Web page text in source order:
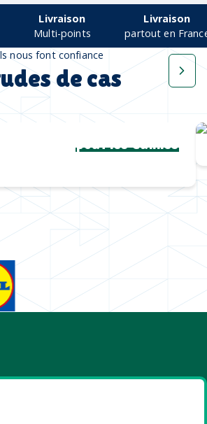
Livraison
Multi-points
Livraison
partout en
nous font confiance
de cas
complètepour les Cannes